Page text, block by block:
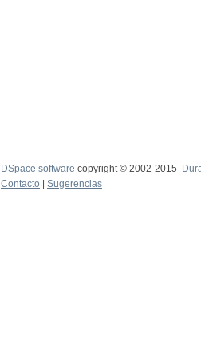
DSpace software copyright © 2002-2015
Contacto
Sugerencias